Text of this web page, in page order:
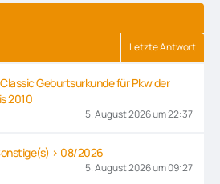
Letzte Antwort
Geburtsurkunde für Pkw der
2010
5. August 2026 um 22:37
> 08/2026
5. August 2026 um 09:27